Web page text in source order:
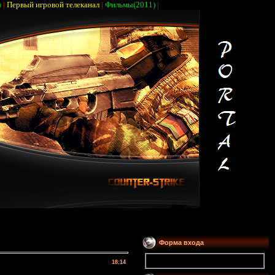
| Первый игровой телеканал| Фильмы(2011)|
18:14
Форма входа